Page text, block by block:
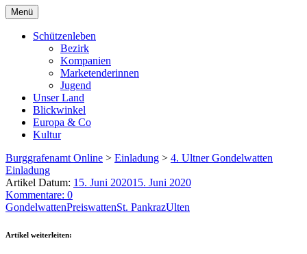
Menü
Schützenleben
Bezirk
Kompanien
Marketenderinnen
Jugend
Unser Land
Blickwinkel
Europa & Co
Kultur
Burggrafenamt Online > Einladung > 4. Ultner Gondelwatten
Einladung
Artikel Datum: 15. Juni 202015. Juni 2020
Kommentare: 0
GondelwattenPreiswattenSt. PankrazUlten
Artikel weiterleiten: